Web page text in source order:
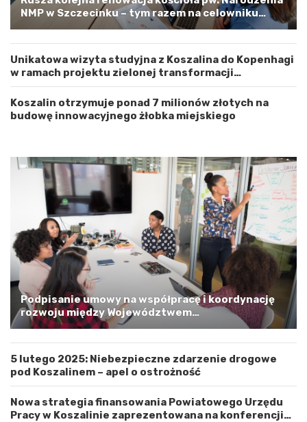
c
h
o
d
n
p
k
i
m
G
n
i
a
s
t
e
n
o
ś
ć
NMP w Szczecinku – tym razem na celowniku
zachodnia elewacja i główne wejście
Unikatowa wizyta studyjna z Koszalina do Kopenhagi
w ramach projektu zielonej transformacji
energetycznej
Koszalin otrzymuje ponad 7 milionów złotych na
budowę innowacyjnego żłobka miejskiego
Podpisanie umowy na współpracę i koordynację
rozwoju między Województwem
Zachodniopomorskim a Gminą Miastem Koszalin
5 lutego 2025: Niebezpieczne zdarzenie drogowe
pod Koszalinem – apel o ostrożność
Nowa strategia finansowania Powiatowego Urzędu
Pracy w Koszalinie zaprezentowana na konferencji